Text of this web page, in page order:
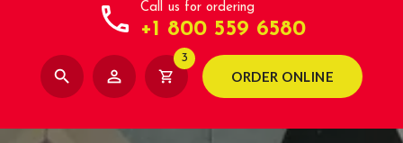
call Call us for ordering
+1 800 559 6580
search person_outline shopping_cart
3
ORDER ONLINE